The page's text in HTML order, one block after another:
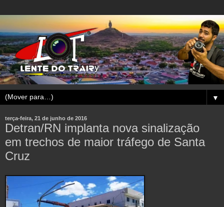
▼
terça-feira, 21 de junho de 2016
Detran/RN implanta nova sinalização
em trechos de maior tráfego de Santa
Cruz